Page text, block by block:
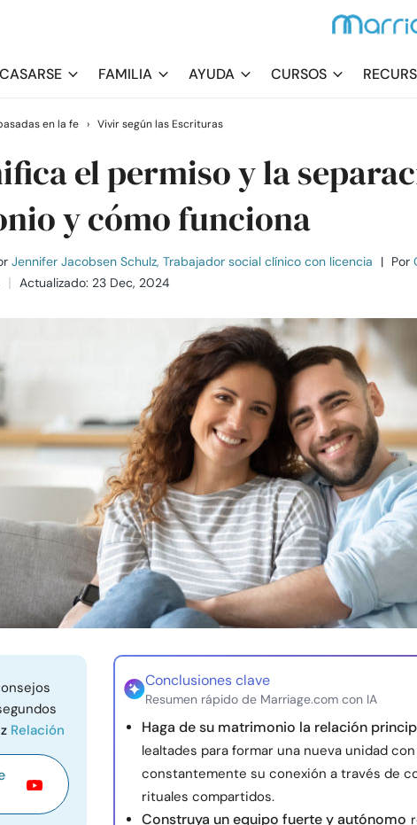
CASARSE FAMILIA AYUDA CURSOS
en la fe › Vivir según las Escrituras
el permiso y la
y cómo funciona
Jennifer Jacobsen Schulz, Trabajador social clínico con licencia | Por
Actualizado: 23 Dec, 2024
Relación
Conclusiones clave
Resumen rápido de Marriage.com con IA
Haga de su matrimonio la relación
lealtades para formar una nueva unidad
constantemente su conexión a través de
rituales compartidos.
Construya un equipo fuerte y autónomo